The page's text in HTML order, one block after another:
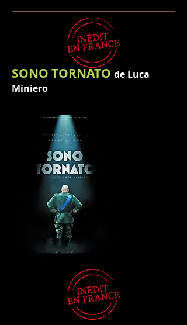
SONO TORNATO de Luca
Miniero